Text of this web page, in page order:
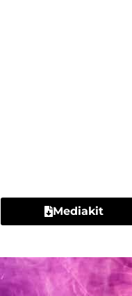
Mediakit